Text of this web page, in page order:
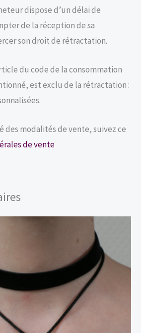
dispose d’un délai de
de la réception de sa
son droit de rétractation.
du code de la consommation
est exclu de la rétractation :
des modalités de vente, suivez ce
de vente